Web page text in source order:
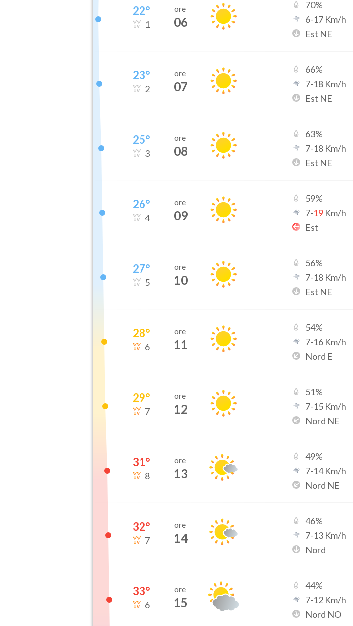
22°
1
ore
06
70%
6-17 Km/h
Est NE
23°
2
ore
07
66%
7-18 Km/h
Est NE
25°
3
ore
08
63%
7-18 Km/h
Est NE
26°
4
ore
09
59%
7-19 Km/h
Est
27°
5
ore
10
56%
7-18 Km/h
Est NE
28°
6
ore
11
54%
7-16 Km/h
Nord E
29°
7
ore
12
51%
7-15 Km/h
Nord NE
31°
8
ore
13
49%
7-14Km/h
Nord NE
32°
7
ore
14
46%
7-13 Km/h
Nord
33°
6
ore
15
44%
7-12 Km/h
Nord NO